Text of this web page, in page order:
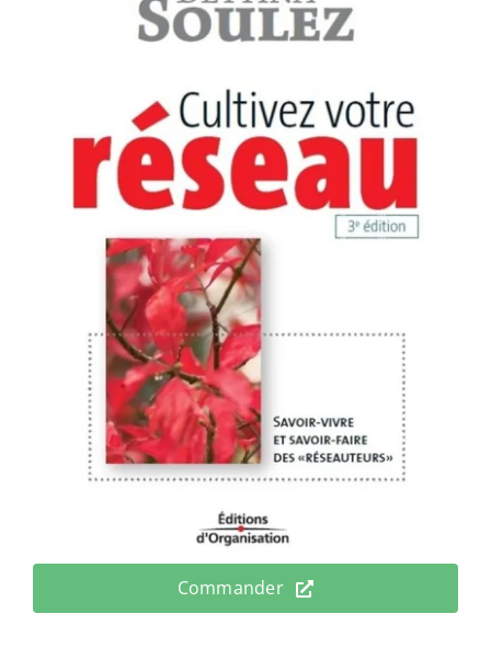
Commander